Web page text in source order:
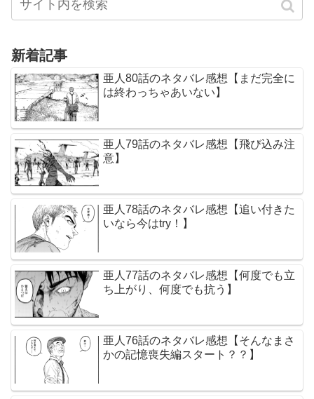
新着記事
亜人80話のネタバレ感想【まだ完全に
は終わっちゃあいない】
亜人79話のネタバレ感想【飛び込み注
意】
亜人78話のネタバレ感想【追い付きた
いなら今はtry！】
亜人77話のネタバレ感想【何度でも立
ち上がり、何度でも抗う】
亜人76話のネタバレ感想【そんなまさ
かの記憶喪失編スタート？？】